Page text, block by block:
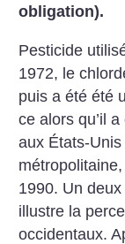
obligation).
Pesticide
1972, le
puis a été été
ce alors qu’il
aux États-
1990. Un
illustre la
occidentaux.